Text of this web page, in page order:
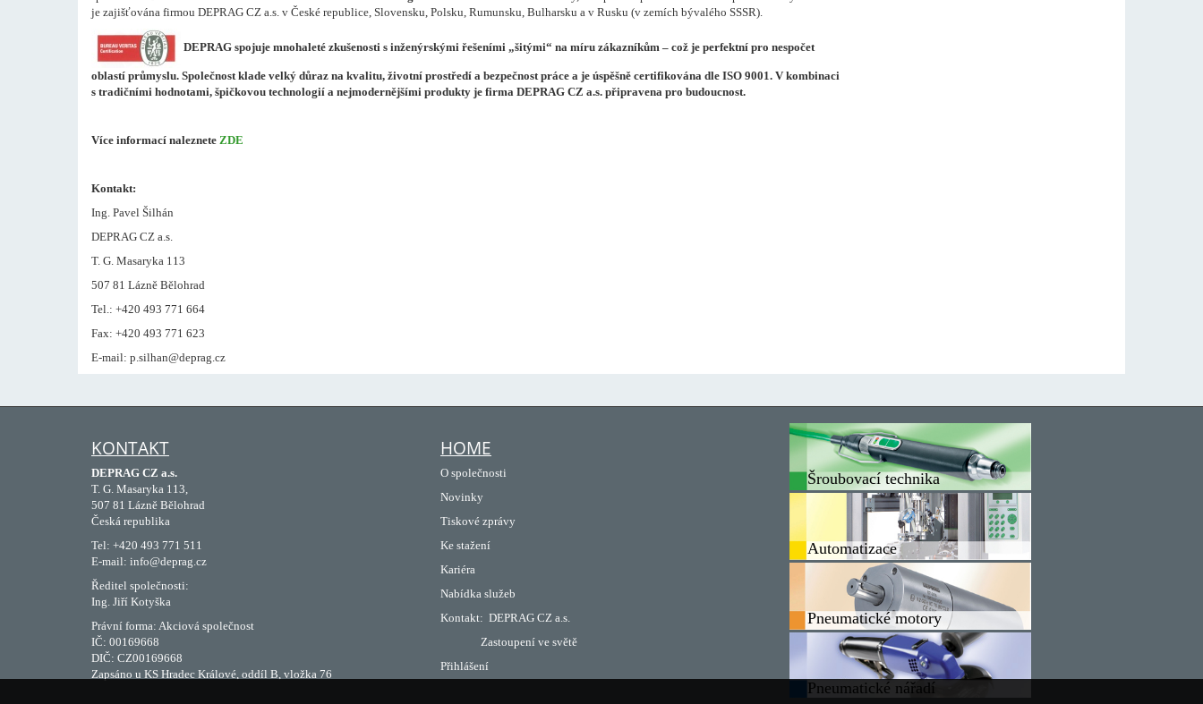
je zajišťována firmou DEPRAG CZ a.s. v České republice, Slovensku, Polsku, Rumunsku, Bulharsku a v Rusku (v zemích bývalého SSSR).
DEPRAG spojuje mnohaleté zkušenosti s inženýrskými řešeními „šitými“ na míru zákazníkům – což je perfektní pro nespočet
oblastí průmyslu. Společnost klade velký důraz na kvalitu, životní prostředí a bezpečnost práce a je úspěšně certifikována dle ISO 9001. V kombinaci
s tradičními hodnotami, špičkovou technologií a nejmodernějšími produkty je firma DEPRAG CZ a.s. připravena pro budoucnost.
Více informací naleznete ZDE
Kontakt:
Ing. Pavel Šilhán
DEPRAG CZ a.s.
T. G. Masaryka 113
507 81 Lázně Bělohrad
Tel.: +420 493 771 664
Fax: +420 493 771 623
E-mail: p.silhan@deprag.cz
KONTAKT
DEPRAG CZ a.s.
T. G. Masaryka 113,
507 81 Lázně Bělohrad
Česká republika
Tel: +420 493 771 511
E-mail: info@deprag.cz
Ředitel společnosti:
Ing. Jiří Kotyška
Právní forma: Akciová společnost
IČ: 00169668
DIČ: CZ00169668
Zapsáno u KS Hradec Králové, oddíl B, vložka 76
HOME
O společnosti
Novinky
Tiskové zprávy
Ke stažení
Kariéra
Nabídka služeb
Kontakt: DEPRAG CZ a.s.
Zastoupení ve světě
Přihlášení
Šroubovací technika
Automatizace
Pneumatické motory
Pneumatické nářadí